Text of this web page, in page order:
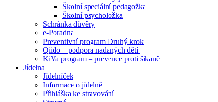
Školní speciální pedagožka
Školní psycholožka
Schránka důvěry
e-Poradna
Preventivní program Druhý krok
Qiido – podpora nadaných dětí
KiVa program – prevence proti šikaně
Jídelna
Jídelníček
Informace o jídelně
Přihláška ke stravování